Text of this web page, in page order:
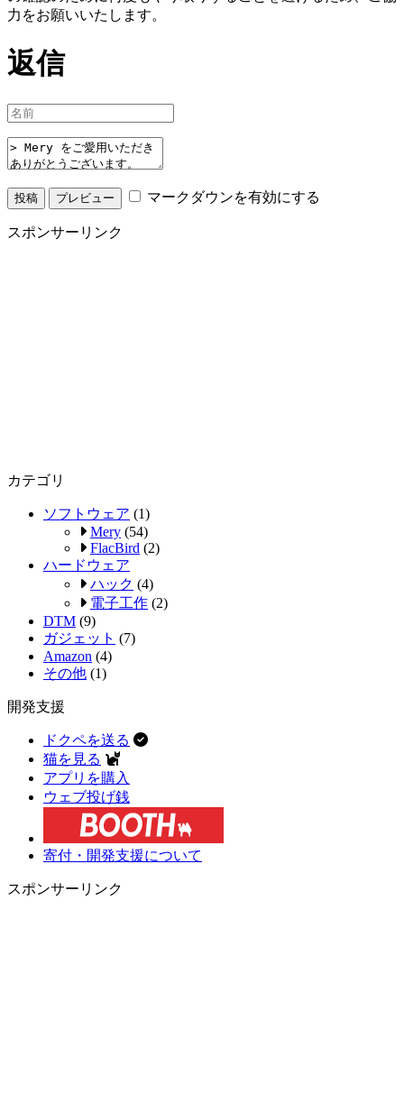
力をお願いいたします。
返信
マークダウンを有効にする
スポンサーリンク
カテゴリ
ソフトウェア (1)
Mery (54)
FlacBird (2)
ハードウェア
ハック (4)
電子工作 (2)
DTM (9)
ガジェット (7)
Amazon (4)
その他 (1)
開発支援
ドクペを送る
猫を見る
アプリを購入
ウェブ投げ銭
寄付・開発支援について
スポンサーリンク